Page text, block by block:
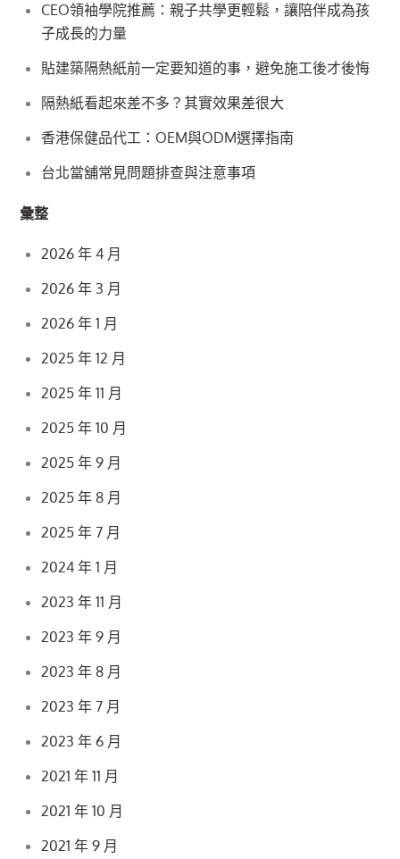
CEO領袖學院推薦：親子共學更輕鬆，讓陪伴成為孩
子成長的力量
貼建築隔熱紙前一定要知道的事，避免施工後才後悔
隔熱紙看起來差不多？其實效果差很大
香港保健品代工：OEM與ODM選擇指南
台北當舖常見問題排查與注意事項
彙整
2026 年 4 月
2026 年 3 月
2026 年 1 月
2025 年 12 月
2025 年 11 月
2025 年 10 月
2025 年 9 月
2025 年 8 月
2025 年 7 月
2024 年 1 月
2023 年 11 月
2023 年 9 月
2023 年 8 月
2023 年 7 月
2023 年 6 月
2021 年 11 月
2021 年 10 月
2021 年 9 月